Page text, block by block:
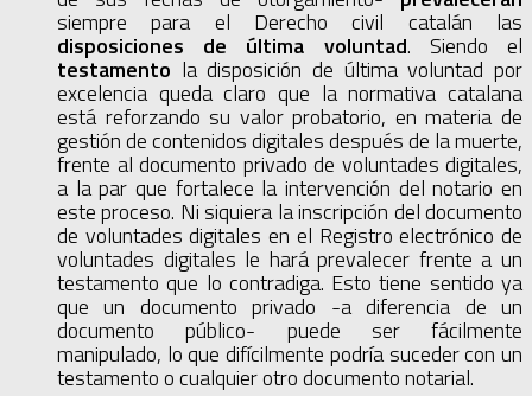
siempre para el Derecho civil catalán las
disposiciones de última voluntad. Siendo el
testamento la disposición de última voluntad por
excelencia queda claro que la normativa catalana
está reforzando su valor probatorio, en materia de
gestión de contenidos digitales después de la muerte,
frente al documento privado de voluntades digitales,
a la par que fortalece la intervención del notario en
este proceso. Ni siquiera la inscripción del documento
de voluntades digitales en el Registro electrónico de
voluntades digitales le hará prevalecer frente a un
testamento que lo contradiga. Esto tiene sentido ya
que un documento privado -a diferencia de un
documento público- puede ser fácilmente
manipulado, lo que difícilmente podría suceder con un
testamento o cualquier otro documento notarial.